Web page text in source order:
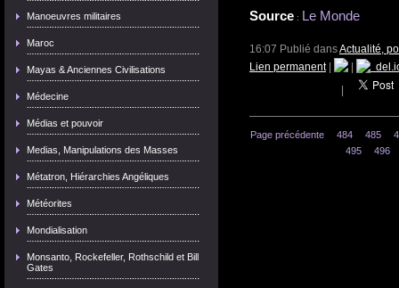
Manoeuvres militaires
Maroc
Mayas & Anciennes Civilisations
Médecine
Médias et pouvoir
Medias, Manipulations des Masses
Métatron, Hiérarchies Angéliques
Météorites
Mondialisation
Monsanto, Rockefeller, Rothschild et Bill
Gates
Source : Le Monde
16:07 Publié dansActualité,
Lien permanent|
Page précédente 484 485
495
496